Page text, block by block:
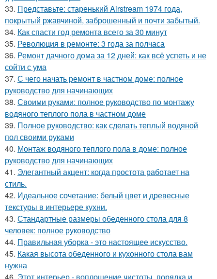
33. Представьте: старенький Airstream 1974 года,
покрытый ржавчиной, заброшенный и почти забытый.
34. Как спасти год ремонта всего за 30 минут
35. Революция в ремонте: 3 года за полчаса
36. Ремонт дачного дома за 12 дней: как всё успеть и не
сойти с ума
37. С чего начать ремонт в частном доме: полное
руководство для начинающих
38. Своими руками: полное руководство по монтажу
водяного теплого пола в частном доме
39. Полное руководство: как сделать теплый водяной
пол своими руками
40. Монтаж водяного теплого пола в доме: полное
руководство для начинающих
41. Элегантный акцент: когда простота работает на
стиль.
42. Идеальное сочетание: белый цвет и древесные
текстуры в интерьере кухни.
43. Стандартные размеры обеденного стола для 8
человек: полное руководство
44. Правильная уборка - это настоящее искусство.
45. Какая высота обеденного и кухонного стола вам
нужна
46. Этот интерьер - воплощение чистоты, порядка и